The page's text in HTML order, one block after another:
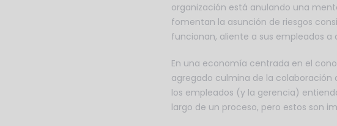
organización está anulando una
fomentan la asunción de riesgos
funcionan, aliente a sus empleados
En una economía centrada en el
agregado culmina de la
los empleados (y la gerencia)
largo de un proceso, pero estos son